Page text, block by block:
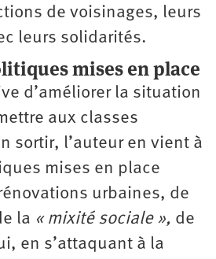
de voisinages, leurs
leurs solidarités.
mises en place
d’améliorer la situation
aux classes
sortir, l’auteur en vient à
mises en place
urbaines, de
la « mixité sociale », de
en s’attaquant à la